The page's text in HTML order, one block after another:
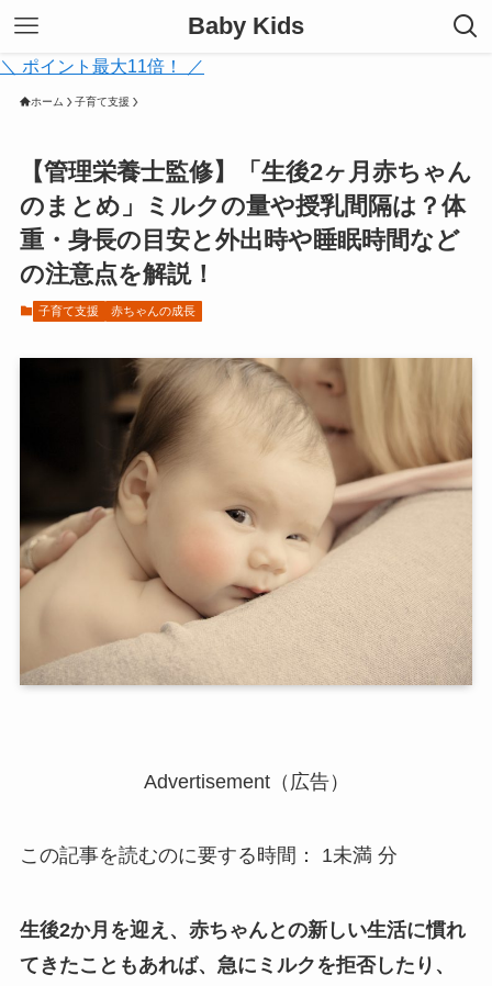
Baby Kids
＼ ポイント最大11倍！ ／
ホーム 子育て支援
【管理栄養士監修】「生後2ヶ月赤ちゃん
のまとめ」ミルクの量や授乳間隔は？体
重・身長の目安と外出時や睡眠時間など
の注意点を解説！
子育て支援 赤ちゃんの成長
Advertisement（広告）
この記事を読むのに要する時間： 1未満 分
生後2か月を迎え、赤ちゃんとの新しい生活に慣れ
てきたこともあれば、急にミルクを拒否したり、